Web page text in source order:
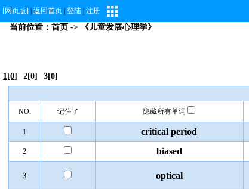
[网页版] 返回首页 登陆 注册
当前位置： 首页-> 《儿童发展心理学》
1[0] 2[0] 3[0]
NO. 记住了 隐藏所有单词
1 critical period
2 biased
3 optical